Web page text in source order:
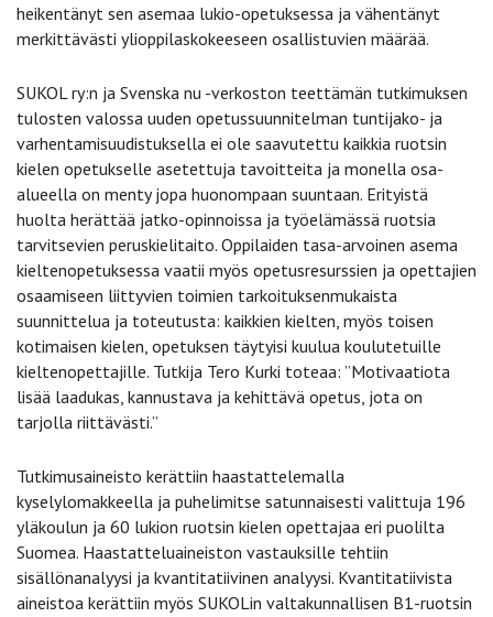
heikentänyt sen asemaa lukio-opetuksessa ja vähentänyt
merkittävästi ylioppilaskokeeseen osallistuvien määrää.
SUKOL ry:n ja Svenska nu -verkoston teettämän tutkimuksen
tulosten valossa uuden opetussuunnitelman tuntijako- ja
varhentamisuudistuksella ei ole saavutettu kaikkia ruotsin
kielen opetukselle asetettuja tavoitteita ja monella osa-
alueella on menty jopa huonompaan suuntaan. Erityistä
huolta herättää jatko-opinnoissa ja työelämässä ruotsia
tarvitsevien peruskielitaito. Oppilaiden tasa-arvoinen asema
kieltenopetuksessa vaatii myös opetusresurssien ja opettajien
osaamiseen liittyvien toimien tarkoituksenmukaista
suunnittelua ja toteutusta: kaikkien kielten, myös toisen
kotimaisen kielen, opetuksen täytyisi kuulua koulutetuille
kieltenopettajille. Tutkija Tero Kurki toteaa: ”Motivaatiota
lisää laadukas, kannustava ja kehittävä opetus, jota on
tarjolla riittävästi.”
Tutkimusaineisto kerättiin haastattelemalla
kyselylomakkeella ja puhelimitse satunnaisesti valittuja 196
yläkoulun ja 60 lukion ruotsin kielen opettajaa eri puolilta
Suomea. Haastatteluaineiston vastauksille tehtiin
sisällönanalyysi ja kvantitatiivinen analyysi. Kvantitatiivista
aineistoa kerättiin myös SUKOLin valtakunnallisen B1-ruotsin